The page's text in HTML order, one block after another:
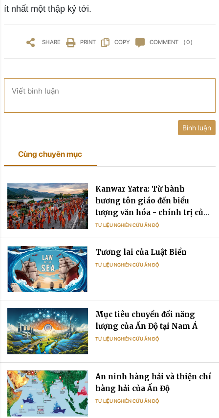
ít nhất một thập kỷ tới.
SHARE PRINT COPY COMMENT ( 0 )
Viết bình luận
Bình luận
Cùng chuyên mục
Kanwar Yatra: Từ hành
hương tôn giáo đến biểu
tượng văn hóa - chính trị của
Ấn Độ đương đại
TƯ LIỆU NGHIÊN CỨU ẤN ĐỘ
Tương lai của Luật Biển
TƯ LIỆU NGHIÊN CỨU ẤN ĐỘ
Mục tiêu chuyển đổi năng
lượng của Ấn Độ tại Nam Á
TƯ LIỆU NGHIÊN CỨU ẤN ĐỘ
An ninh hàng hải và thiện chí
hàng hải của Ấn Độ
TƯ LIỆU NGHIÊN CỨU ẤN ĐỘ